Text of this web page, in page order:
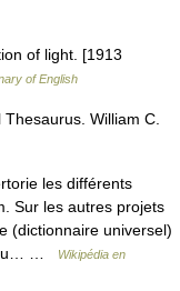
of light. [1913
of English
William C.
les différents
Sur les autres projets
(dictionnaire universel)
du… …
Wikipédia en